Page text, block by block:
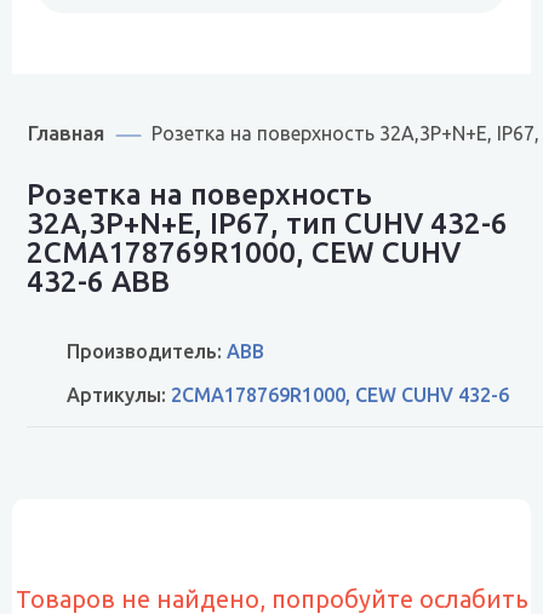
Главная Розетка на поверхность 32А,3P+N+E,
Розетка на поверхность
32А,3P+N+E, IP67, тип CUHV 432-6
2CMA178769R1000, CEW CUHV
432-6 ABB
Производитель: ABB
Артикулы: 2CMA178769R1000, CEW CUHV 432-6
Товаров не найдено, попробуйте ослабить